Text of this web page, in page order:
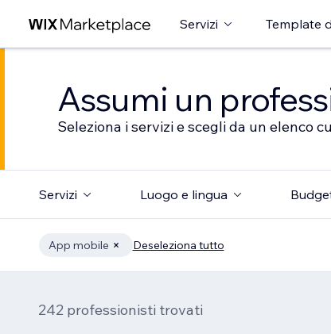
Servizi Template
Assumi un
Seleziona i servizi e scegli da un elenco
Servizi Luogo e lingua
App mobile Deseleziona tutto
242 professionisti trovati